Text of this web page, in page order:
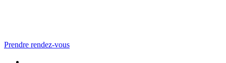
Prendre rendez-vous